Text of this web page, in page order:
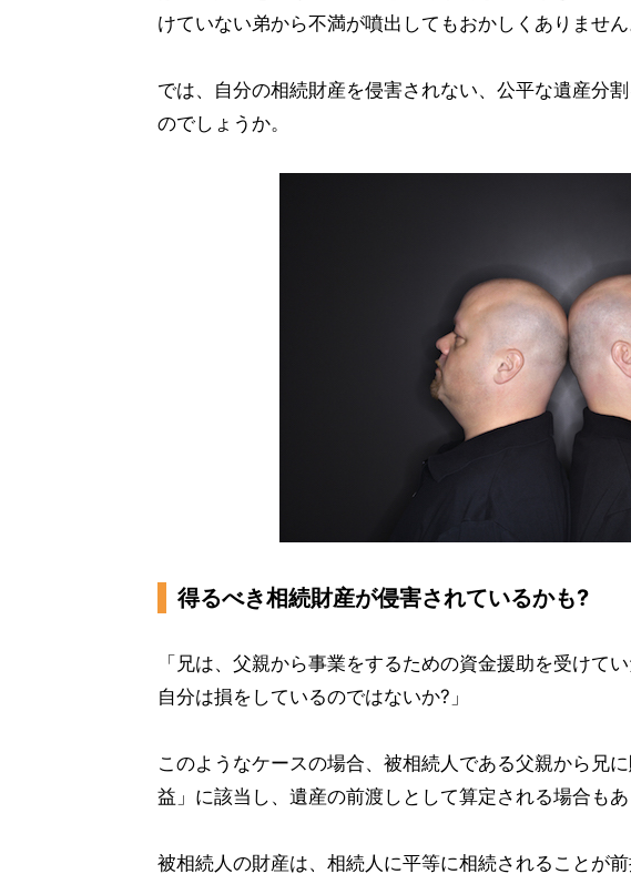
けていない弟から不満が噴出してもおかしくありません
では、自分の相続財産を侵害されない、公平な遺産分
のでしょうか。
得るべき相続財産が侵害されているかも?
「兄は、父親から事業をするための資金援助を受けて
自分は損をしているのではないか?」
このようなケースの場合、被相続人である父親から兄
益」に該当し、遺産の前渡しとして算定される場合もあ
被相続人の財産は、相続人に平等に相続されることが